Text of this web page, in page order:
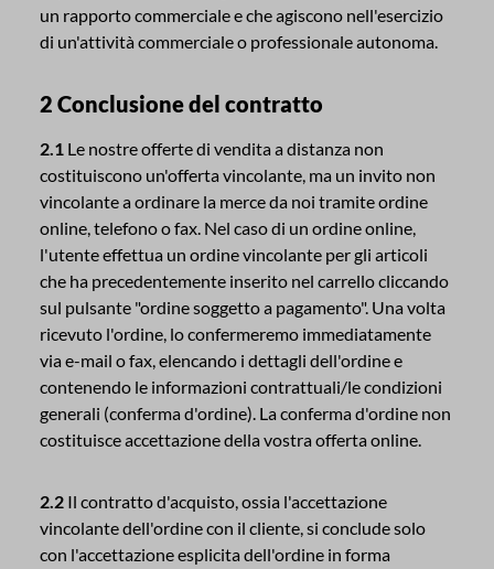
un rapporto commerciale e che agiscono nell'esercizio
di un'attività commerciale o professionale autonoma.
2 Conclusione del contratto
2.1 Le nostre offerte di vendita a distanza non
costituiscono un'offerta vincolante, ma un invito non
vincolante a ordinare la merce da noi tramite ordine
online, telefono o fax. Nel caso di un ordine online,
l'utente effettua un ordine vincolante per gli articoli
che ha precedentemente inserito nel carrello cliccando
sul pulsante "ordine soggetto a pagamento". Una volta
ricevuto l'ordine, lo confermeremo immediatamente
via e-mail o fax, elencando i dettagli dell'ordine e
contenendo le informazioni contrattuali/le condizioni
generali (conferma d'ordine). La conferma d'ordine non
costituisce accettazione della vostra offerta online.
2.2 Il contratto d'acquisto, ossia l'accettazione
vincolante dell'ordine con il cliente, si conclude solo
con l'accettazione esplicita dell'ordine in forma